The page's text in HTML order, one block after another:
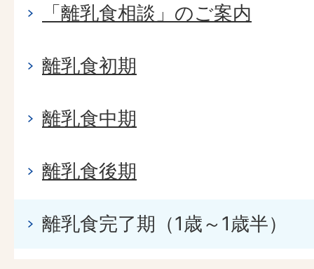
「離乳食相談」のご案内
離乳食初期
離乳食中期
離乳食後期
離乳食完了期（1歳～1歳半）